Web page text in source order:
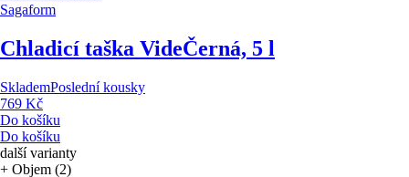
Sagaform
Chladicí taška VideČerná, 5 l
SklademPoslední kousky
769 Kč
Do košíku
Do košíku
další varianty
+ Objem (2)